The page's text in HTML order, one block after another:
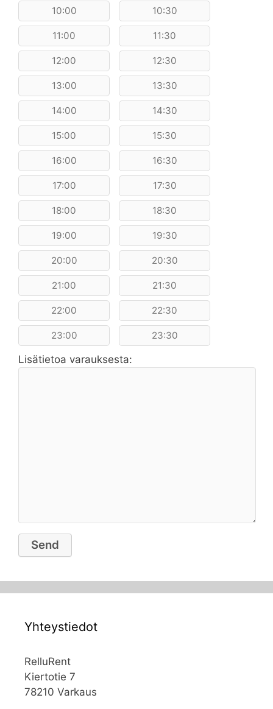
10:00 10:30
11:00 11:30
12:00 12:30
13:00 13:30
14:00 14:30
15:00 15:30
16:00 16:30
17:00 17:30
18:00 18:30
19:00 19:30
20:00 20:30
21:00 21:30
22:00 22:30
23:00 23:30
Lisätietoa varauksesta:
Yhteystiedot
RelluRent
Kiertotie 7
78210 Varkaus